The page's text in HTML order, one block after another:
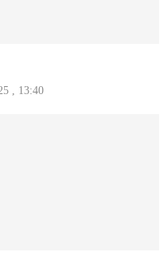
, 13:40